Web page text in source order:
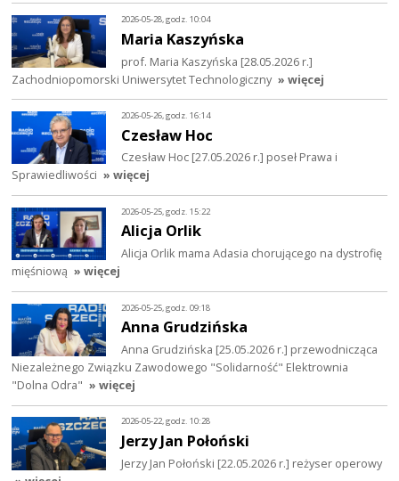
2026-05-28, godz. 10:04
Maria Kaszyńska
prof. Maria Kaszyńska [28.05.2026 r.]
Zachodniopomorski Uniwersytet Technologiczny » więcej
2026-05-26, godz. 16:14
Czesław Hoc
Czesław Hoc [27.05.2026 r.] poseł Prawa i
Sprawiedliwości » więcej
2026-05-25, godz. 15:22
Alicja Orlik
Alicja Orlik mama Adasia chorującego na dystrofię
mięśniową » więcej
2026-05-25, godz. 09:18
Anna Grudzińska
Anna Grudzińska [25.05.2026 r.] przewodnicząca
Niezależnego Związku Zawodowego "Solidarność" Elektrownia
"Dolna Odra" » więcej
2026-05-22, godz. 10:28
Jerzy Jan Połoński
Jerzy Jan Połoński [22.05.2026 r.] reżyser operowy